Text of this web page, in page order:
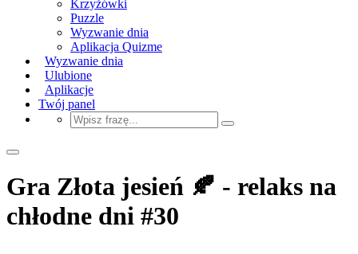
Krzyżówki
Puzzle
Wyzwanie dnia
Aplikacja Quizme
Wyzwanie dnia
Ulubione
Aplikacje
Twój panel
Gra Złota jesień 🍂 - relaks na
chłodne dni #30